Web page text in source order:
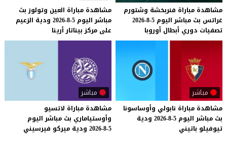
مشاهدة مباراة فنربخشة وشتورم
غراتس بث مباشر اليوم 5-8-2026
تصفيات دوري أبطال أوروبا
مشاهدة مباراة العين وتولوز بث
مباشر اليوم 5-8-2026 ودية الزعيم
على مركز بيناتار أرينا
مباشر
مشاهدة مباراة نابولي وأوساسونا
بث مباشر اليوم 5-8-2026
ودية
تيوفيلو باتيني
مباشر
مشاهدة مباراة لاتسيو
وأوستياماري بث مباشر اليوم
5-8-2026
ودية ميركو فيرسيني